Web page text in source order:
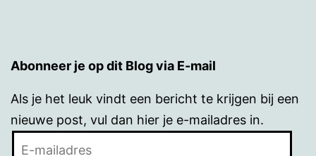
Abonneer je op dit Blog via E-mail
Als je het leuk vindt een bericht te krijgen bij een
nieuwe post, vul dan hier je e-mailadres in.